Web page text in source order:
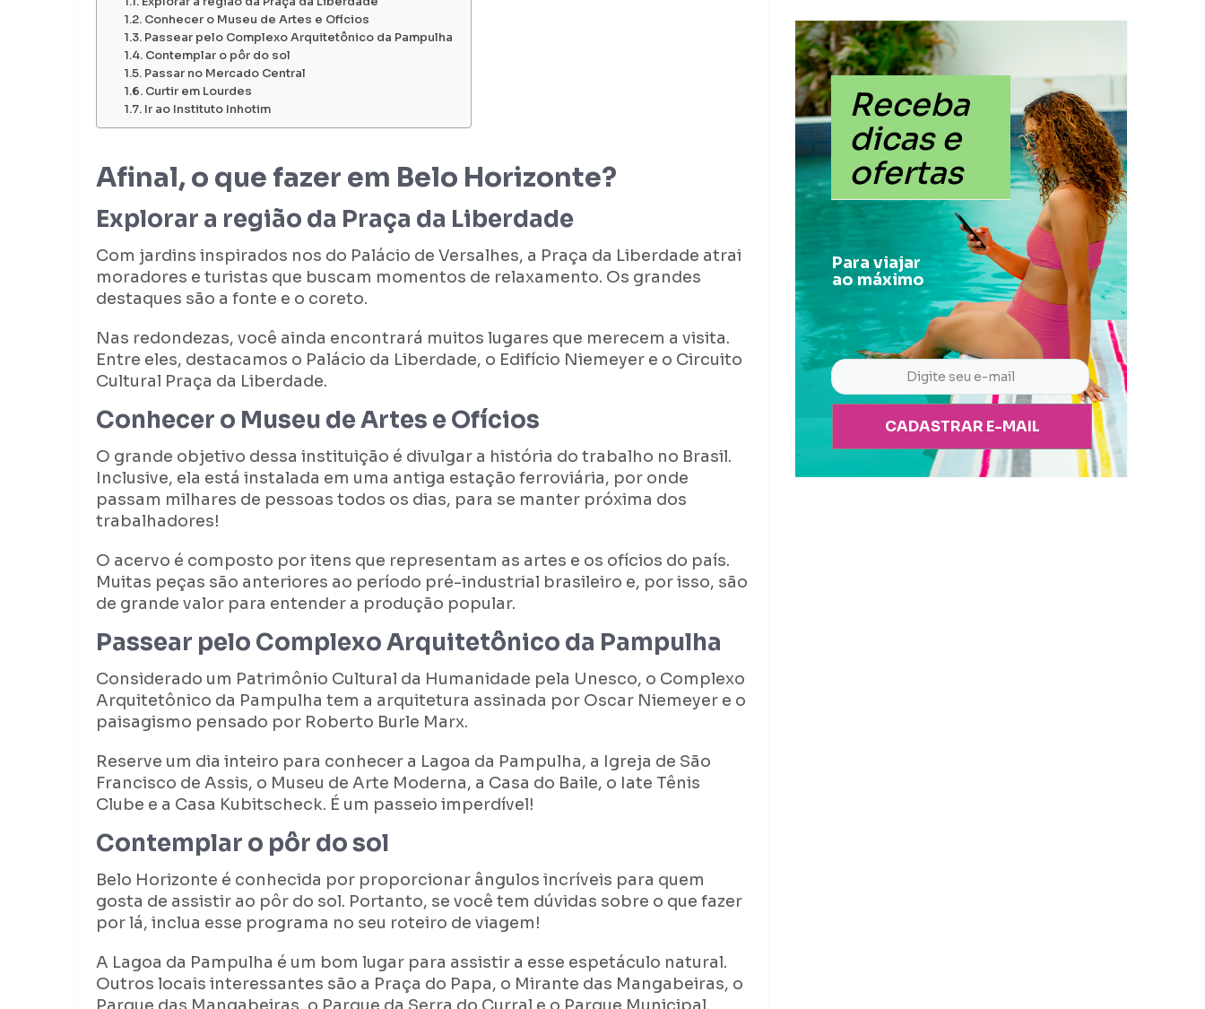
Conhecer o Museu de Artes e Ofícios
Passear pelo Complexo Arquitetônico da Pampulha
Contemplar o pôr do sol
Passar no Mercado Central
Curtir em Lourdes
Ir ao Instituto Inhotim
Afinal, o que fazer em Belo Horizonte?
Explorar a região da Praça da Liberdade
Com jardins inspirados nos do Palácio de Versalhes, a Praça da Liberdade atrai
moradores e turistas que buscam momentos de relaxamento. Os grandes
destaques são a fonte e o coreto.
Nas redondezas, você ainda encontrará muitos lugares que merecem a visita.
Entre eles, destacamos o Palácio da Liberdade, o Edifício Niemeyer e o Circuito
Cultural Praça da Liberdade.
Conhecer o Museu de Artes e Ofícios
O grande objetivo dessa instituição é divulgar a história do trabalho no Brasil.
Inclusive, ela está instalada em uma antiga estação ferroviária, por onde
passam milhares de pessoas todos os dias, para se manter próxima dos
trabalhadores!
O acervo é composto por itens que representam as artes e os ofícios do país.
Muitas peças são anteriores ao período pré-industrial brasileiro e, por isso, são
de grande valor para entender a produção popular.
Passear pelo Complexo Arquitetônico da Pampulha
Considerado um Patrimônio Cultural da Humanidade pela Unesco, o Complexo
Arquitetônico da Pampulha tem a arquitetura assinada por Oscar Niemeyer e o
paisagismo pensado por Roberto Burle Marx.
Reserve um dia inteiro para conhecer a Lagoa da Pampulha, a Igreja de São
Francisco de Assis, o Museu de Arte Moderna, a Casa do Baile, o Iate Tênis
Clube e a Casa Kubitscheck. É um passeio imperdível!
Contemplar o pôr do sol
Belo Horizonte é conhecida por proporcionar ângulos incríveis para quem
gosta de assistir ao pôr do sol. Portanto, se você tem dúvidas sobre o que fazer
por lá, inclua esse programa no seu roteiro de viagem!
A Lagoa da Pampulha é um bom lugar para assistir a esse espetáculo natural.
Outros locais interessantes são a Praça do Papa, o Mirante das Mangabeiras, o
Receba
dicas e
ofertas
Para viajar
ao máximo
CADASTRAR E-MAIL